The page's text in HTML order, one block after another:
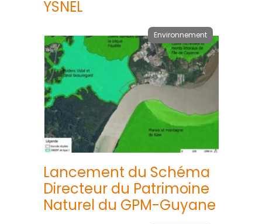
YSNEL
Environnement
Lancement du Schéma
Directeur du Patrimoine
Naturel du GPM-Guyane